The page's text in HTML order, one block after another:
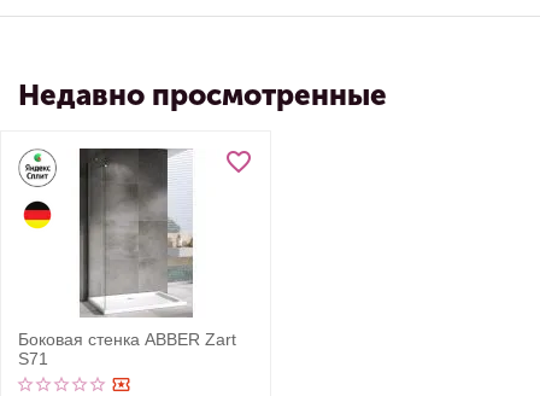
Недавно просмотренные
Боковая стенка ABBER Zart
S71